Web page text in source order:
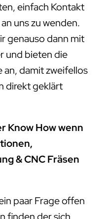
einfach Kontakt
uns zu wenden.
genauso dann mit
und bieten die
damit zweifellos
direkt geklärt
Know How wenn
& CNC Fräsen
paar Frage offen